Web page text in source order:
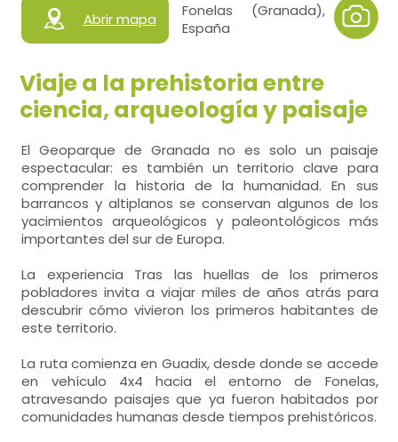
Abrir mapa
Fonelas (Granada),
España
Viaje a la prehistoria entre
ciencia, arqueología y paisaje
El Geoparque de Granada no es solo un paisaje
espectacular: es también un territorio clave para
comprender la historia de la humanidad. En sus
barrancos y altiplanos se conservan algunos de los
yacimientos arqueológicos y paleontológicos más
importantes del sur de Europa.
La experiencia Tras las huellas de los primeros
pobladores invita a viajar miles de años atrás para
descubrir cómo vivieron los primeros habitantes de
este territorio.
La ruta comienza en Guadix, desde donde se accede
en vehículo 4x4 hacia el entorno de Fonelas,
atravesando paisajes que ya fueron habitados por
comunidades humanas desde tiempos prehistóricos.